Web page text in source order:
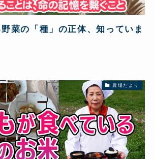
菜の「種」の正体、知っていま
農場だより